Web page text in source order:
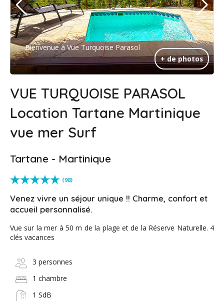
+ de photos
Bienvenue à Vue Turquoise Parasol
VUE TURQUOISE PARASOL
Location Tartane Martinique
vue mer Surf
Tartane - Martinique
(98)
Venez vivre un séjour unique !! Charme, confort et
accueil personnalisé.
Vue sur la mer à 50 m de la plage et de la Réserve Naturelle. 4
clés vacances
3 personnes
1 chambre
1 SdB